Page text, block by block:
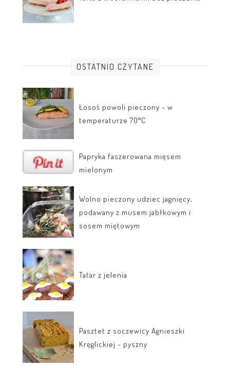
OSTATNIO CZYTANE
Łosoś powoli pieczony - w
temperaturze 70°C
Papryka faszerowana mięsem
mielonym
Wolno pieczony udziec jagnięcy,
podawany z musem jabłkowym i
sosem miętowym
Tatar z jelenia
Pasztet z soczewicy Agnieszki
Kręglickiej - pyszny